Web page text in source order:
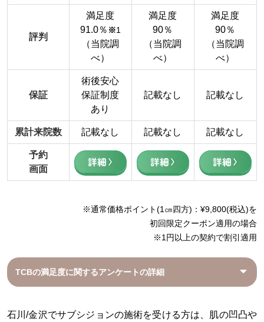
評判
満足度
91.0％ ※1
（当院調
べ）
満足度
90％
（当院調
べ）
満足度
90％
（当院調
べ）
保証
術後安心
保証制度
あり
記載なし 記載なし
累計来院数 記載なし 記載なし 記載なし
予約
画面
詳細 詳細 詳細
※通常価格ポイント(1㎝四方)：¥9,800(税込)を
初回限定クーポン適用の場合
※1円以上の契約で割引適用
TCBの満足度に関するアンケートの詳細
石川/金沢でサブシジョンの施術を受ける方は、肌の凹凸や